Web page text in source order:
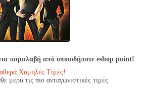
παραλαβή από οποιοδήποτε eshop point!
Χαμηλές Τιμές!
μέρα τις πιο ανταγωνιστικές τιμές